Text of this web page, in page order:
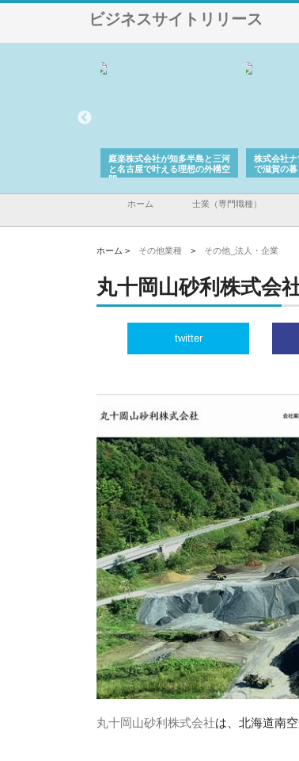
ビジネスサイトリリース
庭楽株式会社が知多半島と三河
と名古屋で叶える理想の外構空
間
株式会社
で滋賀の
ホーム 士業（専門職種）
ホーム > その他業種 > その他_法人・企業
丸十岡山砂利株式会
twitter
丸十岡山砂利株式会社は、北海道南